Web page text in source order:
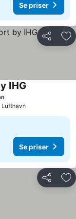
Se priser
Del
IHG
Lufthavn
Se priser
Del